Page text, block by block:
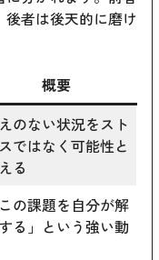
者は後天的に磨け
概要
のない状況をスト
ではなく可能性と
る
この課題を自分が解
る」という強い動